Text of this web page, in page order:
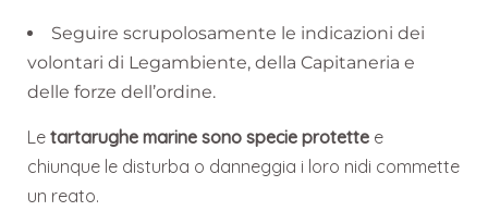
Seguire scrupolosamente le indicazioni dei
volontari di Legambiente, della Capitaneria e
delle forze dell’ordine.
Letartarughe marine sono specie protette e
chiunque le disturba o danneggia i loro nidi commette
un reato.